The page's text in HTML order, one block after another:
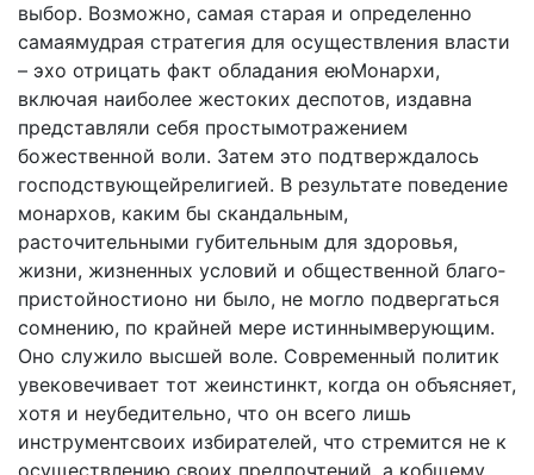
выбор. Возможно, самая старая и определенно
самаямудрая стратегия для осуществления власти
– эхо отрицать факт обладания еюМонархи,
включая наиболее жестоких де­спотов, издавна
представляли себя простымотражением
божественной воли. Затем это подтверждалось
господству­ющейрелигией. В результате поведение
монархов, каким бы скандальным,
расточительными губительным для здо­ровья,
жизни, жизненных условий и общественной благо­
пристойностионо ни было, не могло подвергаться
сомне­нию, по крайней мере истиннымверующим.
Оно служило высшей воле. Современный политик
увековечивает тот жеинстинкт, когда он объясняет,
хотя и неубедительно, что он всего лишь
инструментсвоих избирателей, что стремится не к
осуществлению своих предпочтений, а кобщему